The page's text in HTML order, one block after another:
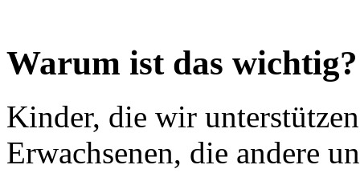
Warum ist das wichtig?
Kinder, die wir
Erwachsenen, die andere